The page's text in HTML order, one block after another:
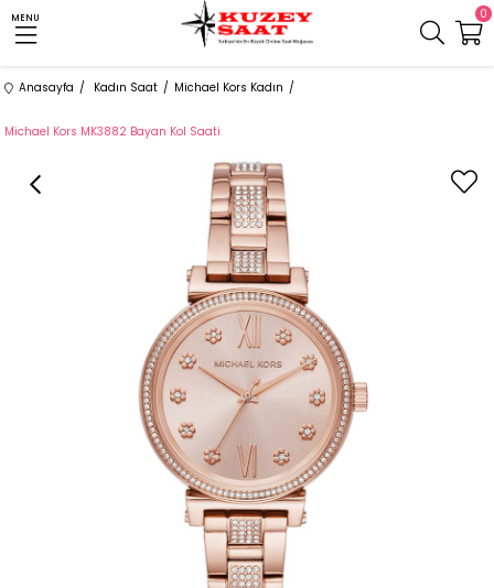
MENU 0
Anasayfa Kadın Saat Michael Kors Kadın
Michael Kors MK3882 Bayan Kol Saati